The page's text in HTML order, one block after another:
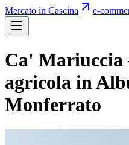
Mercato in Cascina
e-
Ca'
agricola in
Monferrato